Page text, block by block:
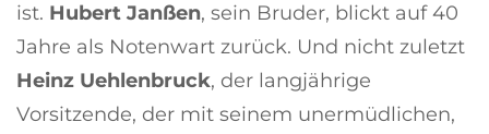
ist. Hubert Janßen, sein Bruder, blickt auf 40
Jahre als Notenwart zurück. Und nicht zuletzt
Heinz Uehlenbruck, der langjährige
Vorsitzende, der mit seinem unermüdlichen,